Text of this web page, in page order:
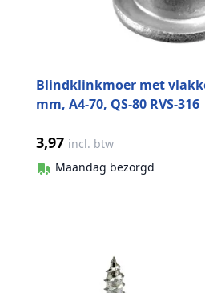
Blindklinkmoer met
mm, A4-70, QS-80 RVS-316
3,97 incl. btw
Maandag bezorgd